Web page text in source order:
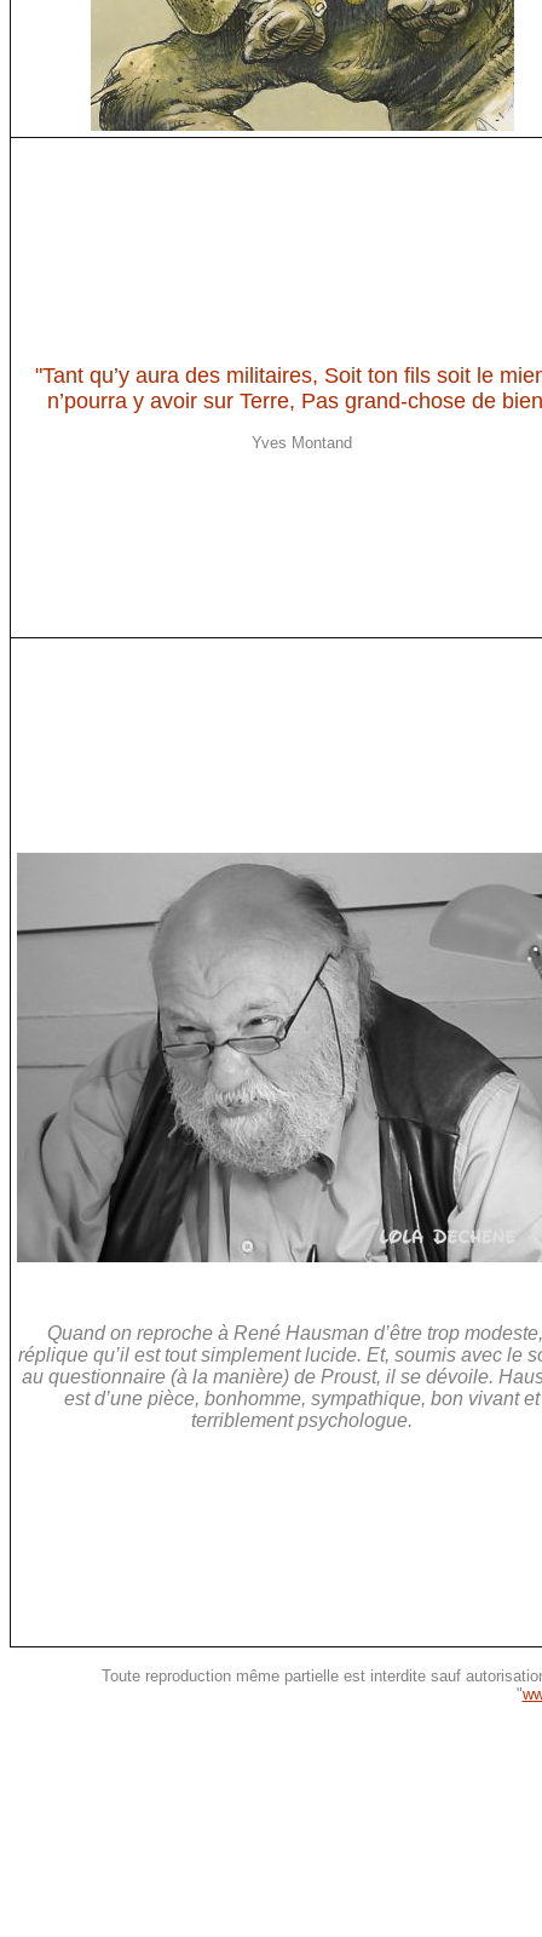
"Tant qu’y aura des militaires, Soit ton fils soit le
n’pourra y avoir sur Terre, Pas grand-chose de
Yves Montand
Quand on reproche à René Hausman d’être trop
réplique qu’il est tout simplement lucide. Et, soumis avec le
au questionnaire (à la manière) de Proust, il se dévoile.
est d’une pièce, bonhomme, sympathique, bon vivant et
terriblement psychologue.
Toute reproduction même partielle est interdite sauf
"